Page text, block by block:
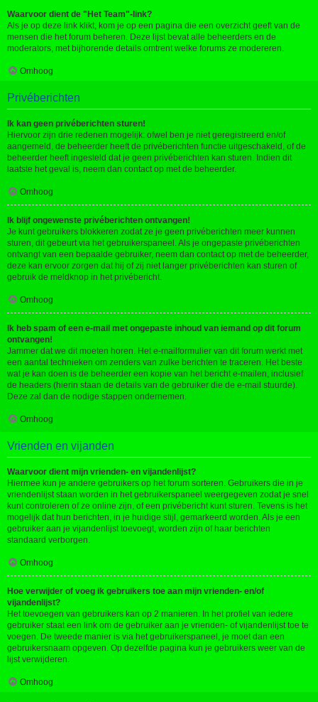
Waarvoor dient de "Het Team"-link?
Als je op deze link klikt, kom je op een pagina die een overzicht geeft van de
mensen die het forum beheren. Deze lijst bevat alle beheerders en de
moderators, met bijhorende details omtrent welke forums ze modereren.
Omhoog
Privéberichten
Ik kan geen privéberichten sturen!
Hiervoor zijn drie redenen mogelijk: ofwel ben je niet geregistreerd en/of
aangemeld, de beheerder heeft de privéberichten functie uitgeschakeld, of de
beheerder heeft ingesteld dat je geen privéberichten kan sturen. Indien dit
laatste het geval is, neem dan contact op met de beheerder.
Omhoog
Ik blijf ongewenste privéberichten ontvangen!
Je kunt gebruikers blokkeren zodat ze je geen privéberichten meer kunnen
sturen, dit gebeurt via het gebruikerspaneel. Als je ongepaste privéberichten
ontvangt van een bepaalde gebruiker, neem dan contact op met de beheerder,
deze kan ervoor zorgen dat hij of zij niet langer privéberichten kan sturen of
gebruik de meldknop in het privébericht.
Omhoog
Ik heb spam of een e-mail met ongepaste inhoud van iemand op dit forum
ontvangen!
Jammer dat we dit moeten horen. Het e-mailformulier van dit forum werkt met
een aantal technieken om zenders van zulke berichten te traceren. Het beste
wat je kan doen is de beheerder een kopie van het bericht e-mailen, inclusief
de headers (hierin staan de details van de gebruiker die de e-mail stuurde).
Deze zal dan de nodige stappen ondernemen.
Omhoog
Vrienden en vijanden
Waarvoor dient mijn vrienden- en vijandenlijst?
Hiermee kun je andere gebruikers op het forum sorteren. Gebruikers die in je
vriendenlijst staan worden in het gebruikerspaneel weergegeven zodat je snel
kunt controleren of ze online zijn, of een privébericht kunt sturen. Tevens is het
mogelijk dat hun berichten, in je huidige stijl, gemarkeerd worden. Als je een
gebruiker aan je vijandenlijst toevoegt, worden zijn of haar berichten
standaard verborgen.
Omhoog
Hoe verwijder of voeg ik gebruikers toe aan mijn vrienden- en/of
vijandenlijst?
Het toevoegen van gebruikers kan op 2 manieren. In het profiel van iedere
gebruiker staat een link om de gebruiker aan je vrienden- of vijandenlijst toe te
voegen. De tweede manier is via het gebruikerspaneel, je moet dan een
gebruikersnaam opgeven. Op dezelfde pagina kun je gebruikers weer van de
lijst verwijderen.
Omhoog